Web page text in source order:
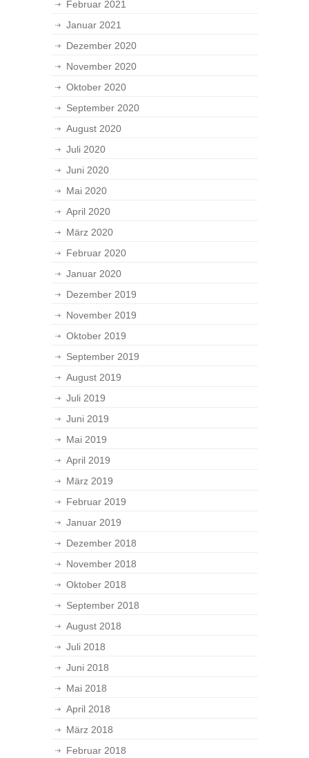
Februar 2021
Januar 2021
Dezember 2020
November 2020
Oktober 2020
September 2020
August 2020
Juli 2020
Juni 2020
Mai 2020
April 2020
März 2020
Februar 2020
Januar 2020
Dezember 2019
November 2019
Oktober 2019
September 2019
August 2019
Juli 2019
Juni 2019
Mai 2019
April 2019
März 2019
Februar 2019
Januar 2019
Dezember 2018
November 2018
Oktober 2018
September 2018
August 2018
Juli 2018
Juni 2018
Mai 2018
April 2018
März 2018
Februar 2018